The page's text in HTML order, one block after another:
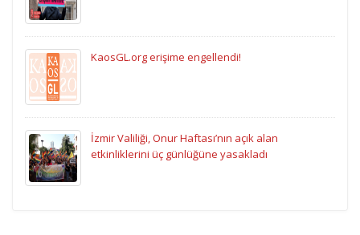
KaosGL.org erişime engellendi!
İzmir Valiliği, Onur Haftası’nın açık alan
etkinliklerini üç günlüğüne yasakladı